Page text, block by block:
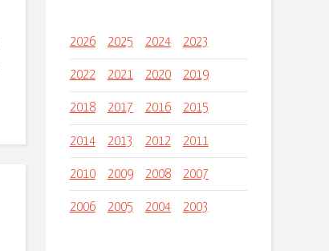
2026 2025 2024 2023
2022 2021 2020 2019
2018 2017 2016 2015
2014 2013 2012 2011
2010 2009 2008 2007
2006 2005 2004 2003